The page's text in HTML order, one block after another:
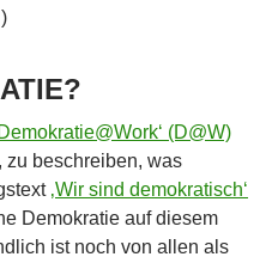
)
(D@W)
zu beschreiben, was
‚Wir sind demokratisch‘
Demokratie auf diesem
ist noch von allen als